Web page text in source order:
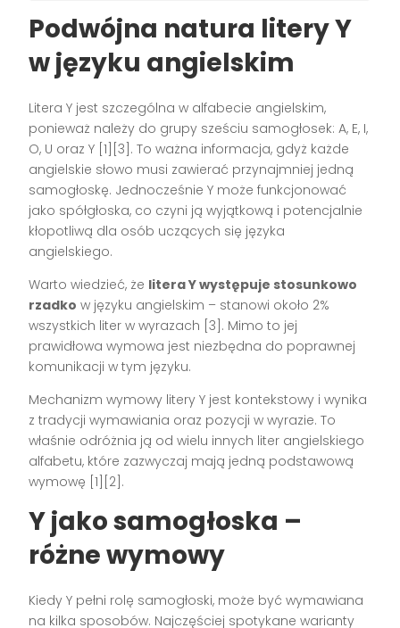
Podwójna natura litery Y
w języku angielskim
Litera Y jest szczególna w alfabecie angielskim,
ponieważ należy do grupy sześciu samogłosek: A, E, I,
O, U oraz Y [1][3]. To ważna informacja, gdyż każde
angielskie słowo musi zawierać przynajmniej jedną
samogłoskę. Jednocześnie Y może funkcjonować
jako spółgłoska, co czyni ją wyjątkową i potencjalnie
kłopotliwą dla osób uczących się języka
angielskiego.
Warto wiedzieć, że litera Y występuje stosunkowo
rzadko w języku angielskim – stanowi około 2%
wszystkich liter w wyrazach [3]. Mimo to jej
prawidłowa wymowa jest niezbędna do poprawnej
komunikacji w tym języku.
Mechanizm wymowy litery Y jest kontekstowy i wynika
z tradycji wymawiania oraz pozycji w wyrazie. To
właśnie odróżnia ją od wielu innych liter angielskiego
alfabetu, które zazwyczaj mają jedną podstawową
wymowę [1][2].
Y jako samogłoska –
różne wymowy
Kiedy Y pełni rolę samogłoski, może być wymawiana
na kilka sposobów. Najczęściej spotykane warianty